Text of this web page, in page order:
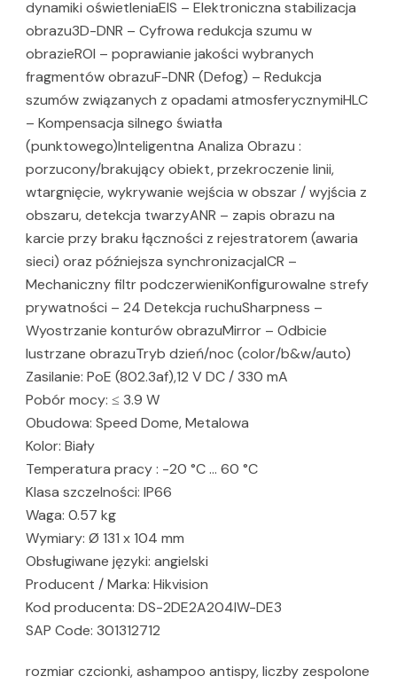
dynamiki oświetleniaEIS – Elektroniczna stabilizacja
obrazu3D-DNR – Cyfrowa redukcja szumu w
obrazieROI – poprawianie jakości wybranych
fragmentów obrazuF-DNR (Defog) – Redukcja
szumów związanych z opadami atmosferycznymiHLC
– Kompensacja silnego światła
(punktowego)Inteligentna Analiza Obrazu :
porzucony/brakujący obiekt, przekroczenie linii,
wtargnięcie, wykrywanie wejścia w obszar / wyjścia z
obszaru, detekcja twarzyANR – zapis obrazu na
karcie przy braku łączności z rejestratorem (awaria
sieci) oraz późniejsza synchronizacjaICR –
Mechaniczny filtr podczerwieniKonfigurowalne strefy
prywatności – 24 Detekcja ruchuSharpness –
Wyostrzanie konturów obrazuMirror – Odbicie
lustrzane obrazuTryb dzień/noc (color/b&w/auto)
Zasilanie: PoE (802.3af),12 V DC / 330 mA
Pobór mocy: ≤ 3.9 W
Obudowa: Speed Dome, Metalowa
Kolor: Biały
Temperatura pracy : -20 °C … 60 °C
Klasa szczelności: IP66
Waga: 0.57 kg
Wymiary: Ø 131 x 104 mm
Obsługiwane języki: angielski
Producent / Marka: Hikvision
Kod producenta: DS-2DE2A204IW-DE3
SAP Code: 301312712
rozmiar czcionki, ashampoo antispy, liczby zespolone